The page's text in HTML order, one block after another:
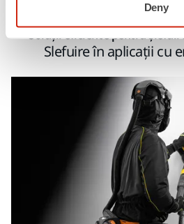
Deny
Soluții eficiente pentru
Slefuire în aplicații cu